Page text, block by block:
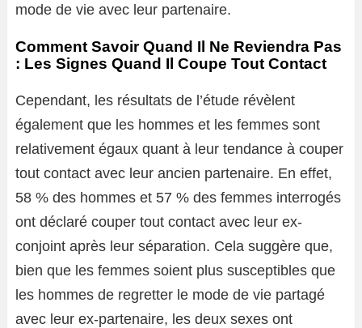
mode de vie avec leur partenaire.
Comment Savoir Quand Il Ne Reviendra Pas
: Les Signes Quand Il Coupe Tout Contact
Cependant, les résultats de l’étude révèlent
également que les hommes et les femmes sont
relativement égaux quant à leur tendance à couper
tout contact avec leur ancien partenaire. En effet,
58 % des hommes et 57 % des femmes interrogés
ont déclaré couper tout contact avec leur ex-
conjoint après leur séparation. Cela suggère que,
bien que les femmes soient plus susceptibles que
les hommes de regretter le mode de vie partagé
avec leur ex-partenaire, les deux sexes ont